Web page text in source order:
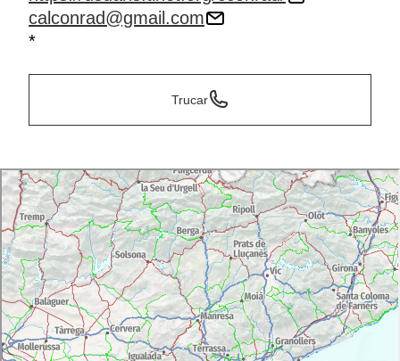
calconrad@gmail.com
*
Trucar